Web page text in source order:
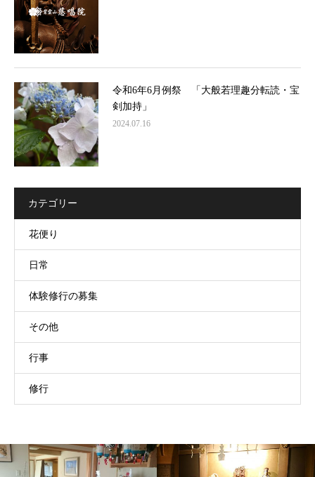
令和6年6月例祭 「大般若理趣分転読・宝
剣加持」
2024.07.16
カテゴリー
花便り
日常
体験修行の募集
その他
行事
修行